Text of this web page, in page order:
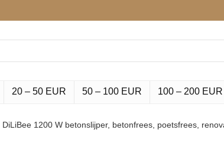
20 – 50 EUR 50 – 100 EUR 100 – 200 EUR
DiLiBee 1200 W betonslijper, betonfrees, poetsfrees,